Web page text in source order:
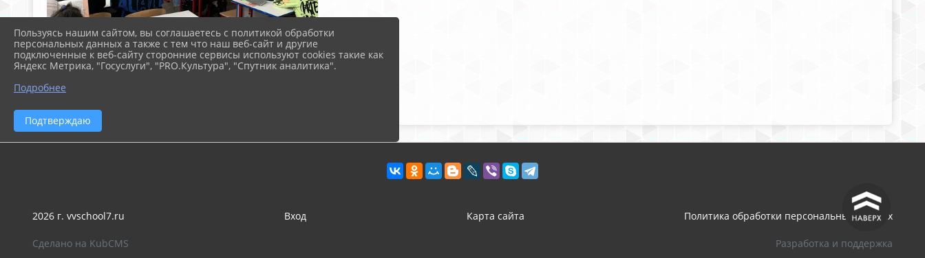
^
2026 г. vvschool7.ru Вход Карта сайта Политика обработки персональных данных
Сделано на KubCMS Разработка и поддержка
Пользуясь нашим сайтом, вы соглашаетесь с политикой обработки
персональных данных а также с тем что наш веб-сайт и другие
подключенные к веб-сайту сторонние сервисы используют cookies такие как
Яндекс Метрика, "Госуслуги", "PRO.Культура", "Спутник аналитика".
Подробнее
Подтверждаю